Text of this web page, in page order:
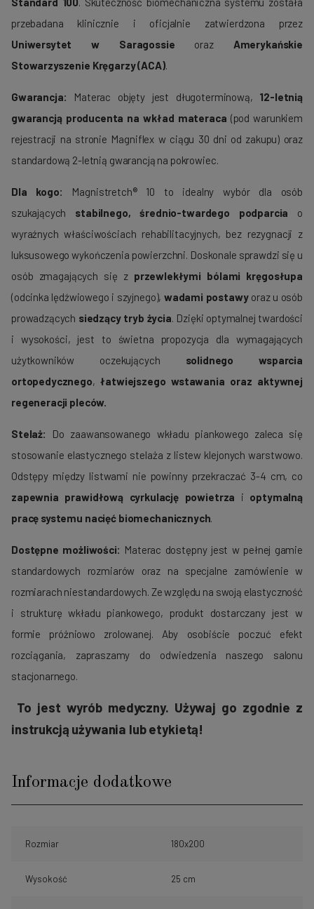
przebadana klinicznie i oficjalnie zatwierdzona przez
Uniwersytet w Saragossie oraz Amerykańskie
Stowarzyszenie Kręgarzy (ACA).
Gwarancja: Materac objęty jest długoterminową, 12-letnią
gwarancją producenta na wkład materaca (pod warunkiem
rejestracji na stronie Magniflex w ciągu 30 dni od zakupu) oraz
standardową 2-letnią gwarancją na pokrowiec.
Dla kogo: Magnistretch® 10 to idealny wybór dla osób
szukających stabilnego, średnio-twardego podparcia o
wyraźnych właściwościach rehabilitacyjnych, bez rezygnacji z
luksusowego wykończenia powierzchni. Doskonale sprawdzi się u
osób zmagających się z przewlekłymi bólami kręgosłupa
(odcinka lędźwiowego i szyjnego), wadami postawyoraz u osób
prowadzących siedzący tryb życia. Dzięki optymalnej twardości
i wysokości, jest to świetna propozycja dla wymagających
użytkowników oczekujących solidnego wsparcia
ortopedycznego, łatwiejszego wstawania oraz aktywnej
regeneracji pleców.
Stelaż: Do zaawansowanego wkładu piankowego zaleca się
stosowanie elastycznego stelaża z listew klejonych warstwowo.
Odstępy między listwami nie powinny przekraczać 3-4 cm, co
zapewnia prawidłową cyrkulację powietrza i optymalną
pracę systemu nacięć biomechanicznych.
Dostępne możliwości: Materac dostępny jest w pełnej gamie
standardowych rozmiarów oraz na specjalne zamówienie w
rozmiarach niestandardowych. Ze względu na swoją elastyczność
i strukturę wkładu piankowego, produkt dostarczany jest w
formie próżniowo zrolowanej. Aby osobiście poczuć efekt
rozciągania, zapraszamy do odwiedzenia naszego salonu
stacjonarnego.
To jest wyrób medyczny. Używaj go zgodnie z
instrukcją używania lub etykietą!
Informacje dodatkowe
Rozmiar 180x200
Wysokość 25 cm